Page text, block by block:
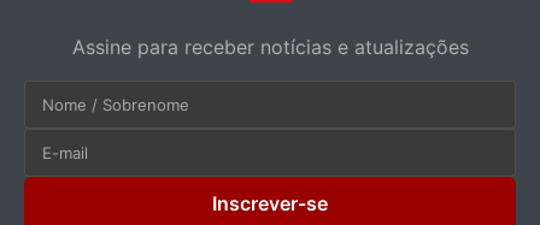
Assine para receber notícias e atualizações
Inscrever-se